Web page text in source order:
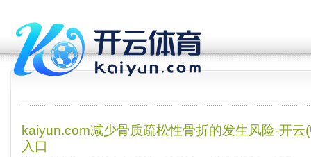
kaiyun.com减少骨质疏松性骨折的发生风险-开
入口